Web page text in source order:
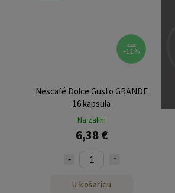
7,30 €
–12 %
Nescafé Dolce Gusto GRANDE
16 kapsula
Na zalihi
6,38 €
U košaricu